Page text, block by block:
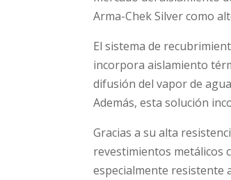
Arma-Chek Silver como
El sistema de
incorpora aislamiento
difusión del vapor de
Además, esta solución
Gracias a su alta
revestimientos metálicos
especialmente resistente